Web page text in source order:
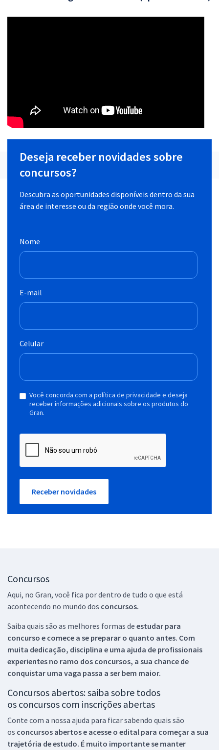
Deseja receber novidades sobre
concursos?
Descubra as oportunidades disponíveis dentro da sua
área de interesse ou da região onde você mora.
Nome
E-mail
Celular
Você concorda com a política de privacidade e deseja
receber informações adicionais sobre os produtos do
Gran.
Receber novidades
Concursos
Aqui, no Gran, você fica por dentro de tudo o que está
acontecendo no mundo dos concursos.
Saiba quais são as melhores formas de estudar para
concurso e comece a se preparar o quanto antes. Com
muita dedicação, disciplina e uma ajuda de profissionais
experientes no ramo dos concursos, a sua chance de
conquistar uma vaga passa a ser bem maior.
Concursos abertos: saiba sobre todos
os concursos com inscrições abertas
Conte com a nossa ajuda para ficar sabendo quais são
os concursos abertos e acesse o edital para começar a sua
trajetória de estudo. É muito importante se manter